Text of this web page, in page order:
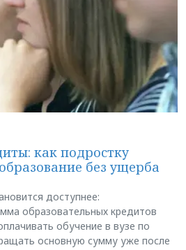
как подростку
без ущерба
доступнее:
образовательных кредитов
обучение в вузе по
основную сумму уже после